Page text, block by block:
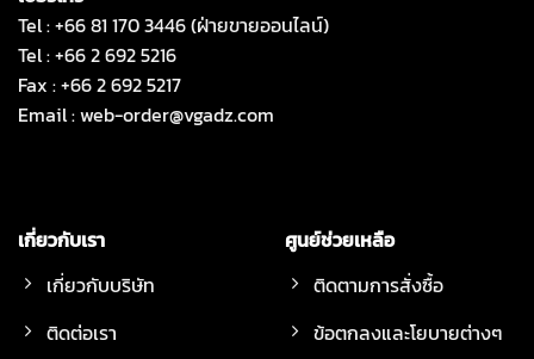
Tel : +66 81 170 3446 (ฝ่ายขายออนไลน์)
Tel : +66 2 692 5216
Fax : +66 2 692 5217
Email :web-order@vgadz.com
เกี่ยวกับเรา
เกี่ยวกับบริษัท
ติดต่อเรา
ศูนย์ช่วยเหลือ
ติดตามการสั่งซื้อ
ข้อตกลงและโยบายต่างๆ